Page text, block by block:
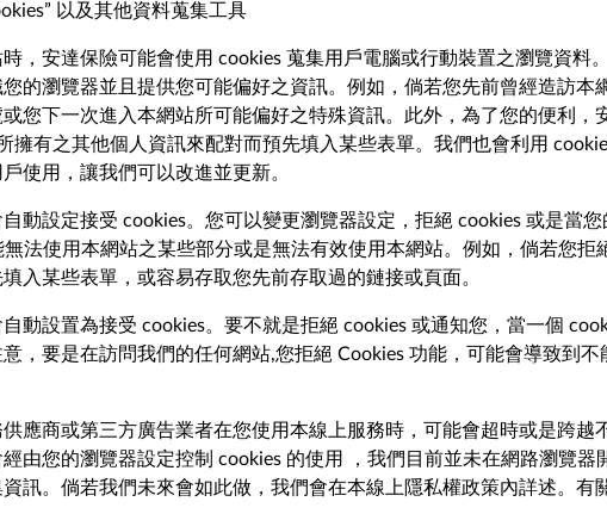
以及其他資料蒐集工具
，安達保險可能會使用 cookies 蒐集用戶電腦或行動裝置之瀏覽資
的瀏覽器並且提供您可能偏好之資訊。例如，倘若您先前曾經造訪
您下一次進入本網站所可能偏好之特殊資訊。此外，為了您的便利
擁有之其他個人資訊來配對而預先填入某些表單。我們也會利用
使用，讓我們可以改進並更新。
動設定接受 cookies。您可以變更瀏覽器設定，拒絕 cookies 或是當
法使用本網站之某些部分或是無法有效使用本網站。例如，倘若您
入某些表單，或容易存取您先前存取過的鏈接或頁面。
動設置為接受 cookies。要不就是拒絕 cookies 或通知您，當一個
，要是在訪問我們的任何網站,您拒絕 Cookies 功能，可能會導致到
應商或第三方廣告業者在您使用本線上服務時，可能會超時或是跨
經由您的瀏覽器設定控制 cookies 的使用 ，我們目前並未在網路瀏覽
訊。倘若我們未來會如此做，我們會在本線上隱私權政策內詳述。有